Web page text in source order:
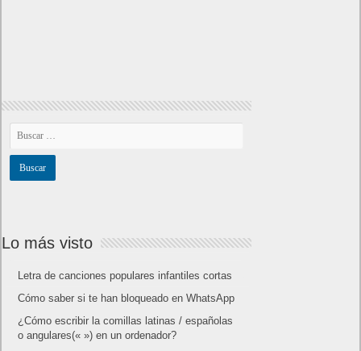
Lo más visto
Letra de canciones populares infantiles cortas
Cómo saber si te han bloqueado en WhatsApp
¿Cómo escribir la comillas latinas / españolas
o angulares(« ») en un ordenador?